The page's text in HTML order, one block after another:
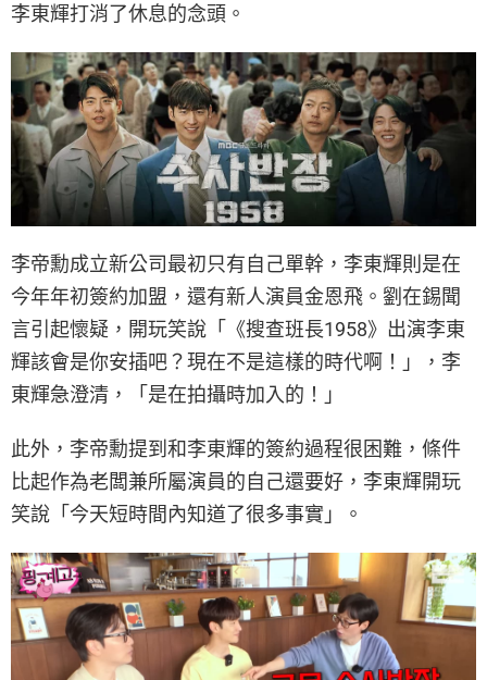
李東輝打消了休息的念頭。
李帝勳成立新公司最初只有自己單幹，李東輝則是在
今年年初簽約加盟，還有新人演員金恩飛。劉在錫聞
言引起懷疑，開玩笑說「《搜查班長1958》出演李東
輝該會是你安插吧？現在不是這樣的時代啊！」，李
東輝急澄清，「是在拍攝時加入的！」
此外，李帝勳提到和李東輝的簽約過程很困難，條件
比起作為老闆兼所屬演員的自己還要好，李東輝開玩
笑說「今天短時間內知道了很多事實」。